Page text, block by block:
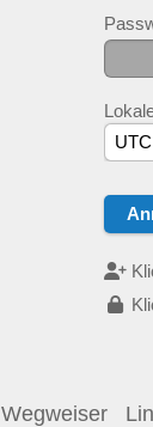
Wegweiser